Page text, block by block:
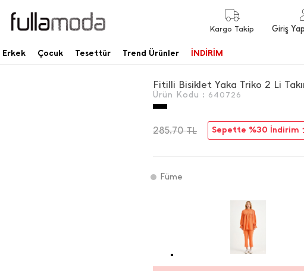
Kargo Takip Giriş Yap
Erkek Çocuk Tesettür Trend Ürünler İNDİRİM
Fitilli Bisiklet Yaka Triko 2 Li
Ürün Kodu : 640726
285,70TL Sepette %30 İndirim
Füme